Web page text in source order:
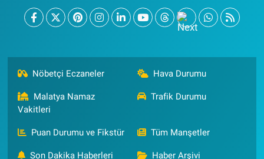
Nöbetçi Eczaneler Hava Durumu
Malatya Namaz
Vakitleri
Trafik Durumu
Puan Durumu ve Fikstür Tüm Manşetler
Son Dakika Haberleri Haber Arşivi